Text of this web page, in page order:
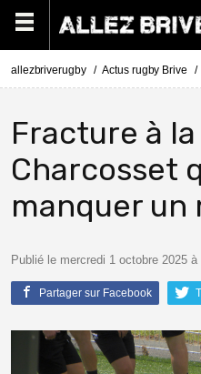
allezbriverugby Actus rugby Brive
Fracture à
Charcosset
manquer un
Publié le mercredi 1 octobre 2025 à
Partager sur Facebook